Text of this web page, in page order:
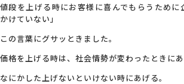
値段を上げる時にお客様に喜んでもらうために
かけていない」
この言葉にグサッときました。
価格を上げる時は、社会情勢が変わったときに
なにかした上げないといけない時にあげる。